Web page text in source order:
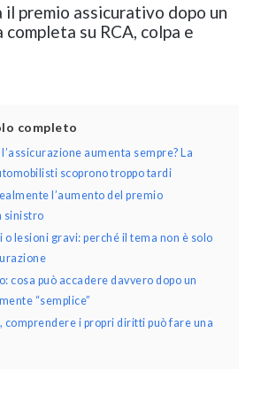
il premio assicurativo dopo un
su RCA, colpa e
completo
aumenta sempre? La
scoprono troppo tardi
l’aumento del premio
sinistro
o lesioni gravi: perché il tema non è solo
cosa può accadere davvero dopo un
“semplice”
comprendere i propri diritti può fare una